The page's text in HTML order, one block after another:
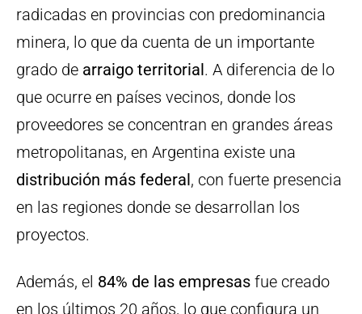
radicadas en provincias con predominancia
minera, lo que da cuenta de un importante
grado de arraigo territorial. A diferencia de lo
que ocurre en países vecinos, donde los
proveedores se concentran en grandes áreas
metropolitanas, en Argentina existe una
distribución más federal, con fuerte presencia
en las regiones donde se desarrollan los
proyectos.
Además, el 84% de las empresas fue creado
en los últimos 20 años, lo que configura un